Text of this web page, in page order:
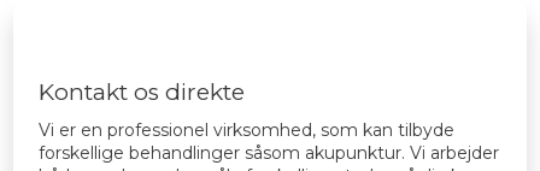
Kontakt os direkte​
​Vi er en professionel virksomhed, som kan tilbyde
forskellige behandlinger såsom akupunktur. Vi arbejder